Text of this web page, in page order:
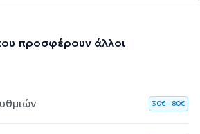
προσφέρουν άλλοι
30€ – 80€